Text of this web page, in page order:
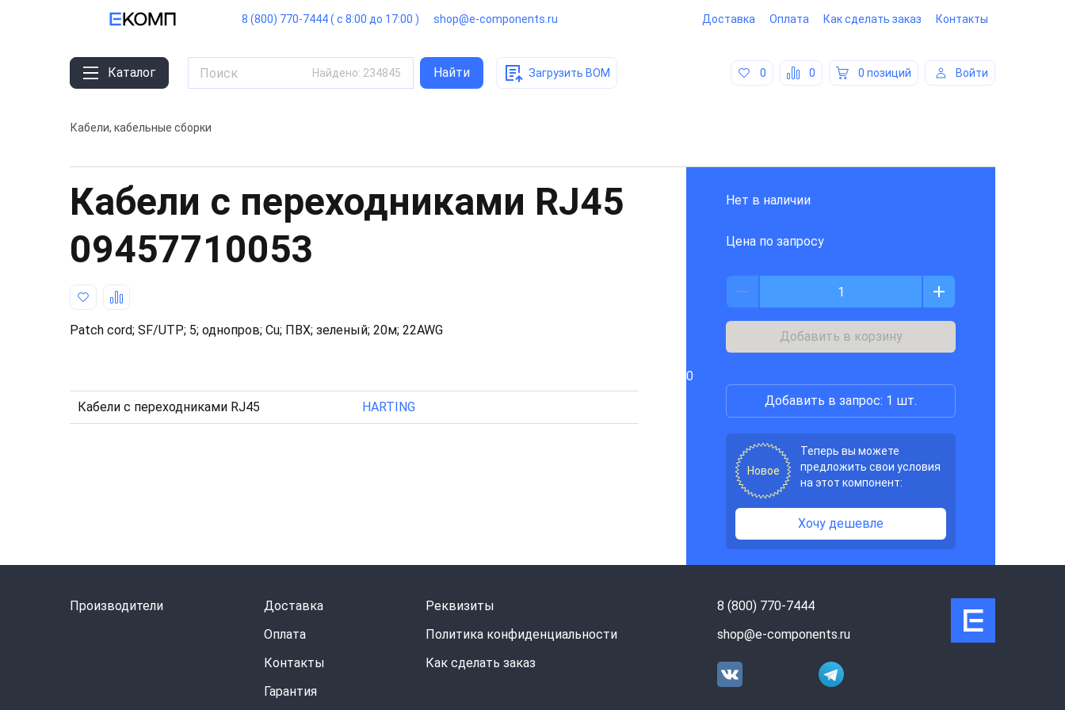
8 (800) 770-7444 ( с 8:00 до 17:00 ) shop@e-components.ru Доставка Оплата Как сделать заказ Контакты
Каталог Найдено: 234845 Найти Загрузить BOM 0 0 0 позиций Войти
Кабели, кабельные сборки
Кабели с переходниками RJ45
09457710053
Patch cord; SF/UTP; 5; однопров; Cu; ПВХ; зеленый; 20м; 22AWG
Кабели с переходниками RJ45 HARTING
Нет в наличии
Цена по запросу
Добавить в корзину
0
Добавить в запрос: 1 шт.
Новое
Теперь вы можете
предложить свои условия
на этот компонент:
Хочу дешевле
Производители
Доставка
Оплата
Контакты
Гарантия
Реквизиты
Политика конфиденциальности
Как сделать заказ
8 (800) 770-7444
shop@e-components.ru